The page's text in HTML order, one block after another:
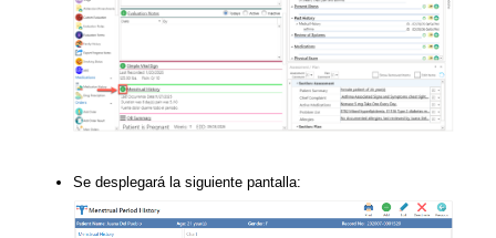
Se desplegará la siguiente pantalla: